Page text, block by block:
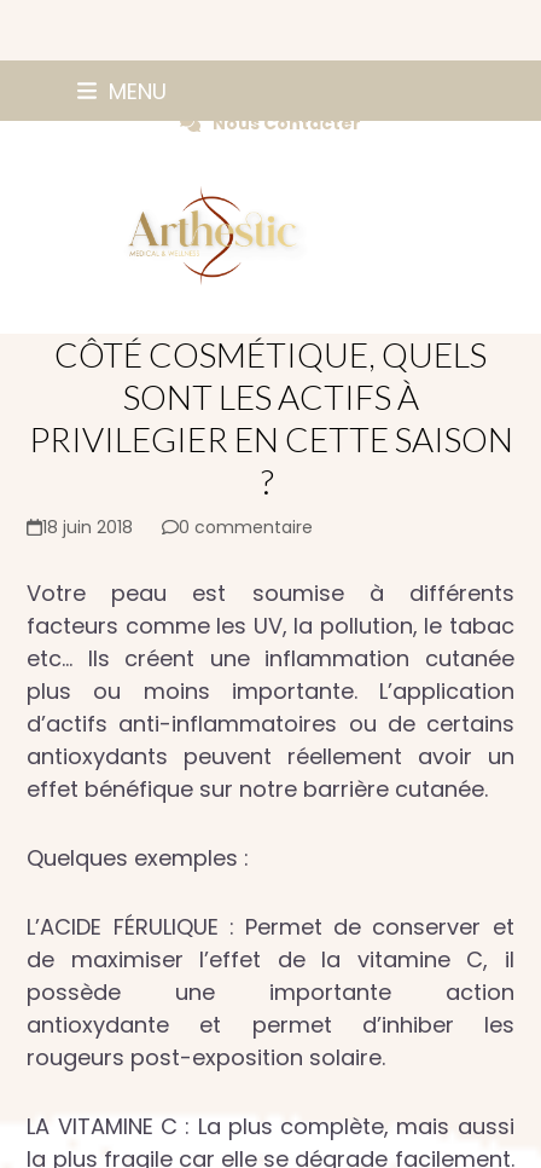
MENU
Nous Contacter
CÔTÉ COSMÉTIQUE, QUELS
SONT LES ACTIFS À
PRIVILEGIER EN CETTE SAISON
?
18 juin 2018 0 commentaire
Votre peau est soumise à différents
facteurs comme les UV, la pollution, le tabac
etc… Ils créent une inflammation cutanée
plus ou moins importante. L’application
d’actifs anti-inflammatoires ou de certains
antioxydants peuvent réellement avoir un
effet bénéfique sur notre barrière cutanée.
Quelques exemples :
L’ACIDE FÉRULIQUE : Permet de conserver et
de maximiser l’effet de la vitamine C, il
possède une importante action
antioxydante et permet d’inhiber les
rougeurs post-exposition solaire.
LA VITAMINE C : La plus complète, mais aussi
la plus fragile car elle se dégrade facilement.